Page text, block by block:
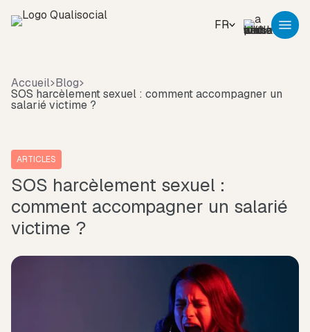
FR
Accueil Blog
SOS harcèlement sexuel : comment accompagner un
salarié victime ?
ARTICLES
SOS harcèlement sexuel :
comment accompagner un salarié
victime ?